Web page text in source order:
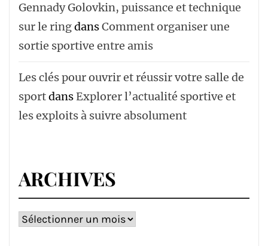
Gennady Golovkin, puissance et technique
sur le ringdansComment organiser une
sortie sportive entre amis
Les clés pour ouvrir et réussir votre salle de
sportdansExplorer l’actualité sportive et
les exploits à suivre absolument
ARCHIVES
Archives